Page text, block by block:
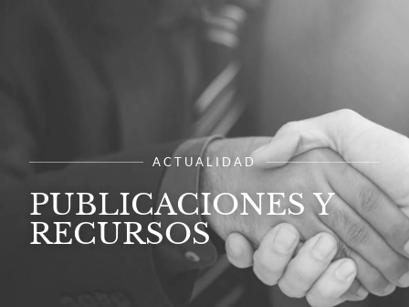
ACTUALIDAD
PUBLICACIONES Y
RECURSOS